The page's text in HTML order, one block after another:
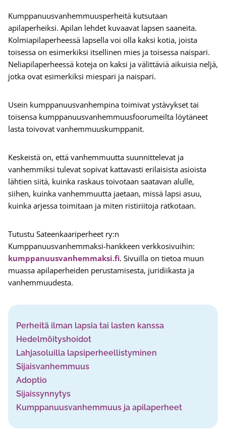
Kumppanuusvanhemmuusperheitä kutsutaan
apilaperheiksi. Apilan lehdet kuvaavat lapsen saaneita.
Kolmiapilaperheessä lapsella voi olla kaksi kotia, joista
toisessa on esimerkiksi itsellinen mies ja toisessa naispari.
Neliapilaperheessä koteja on kaksi ja välittäviä aikuisia neljä,
jotka ovat esimerkiksi miespari ja naispari.
Usein kumppanuusvanhempina toimivat ystävykset tai
toisensa kumppanuusvanhemmuusfoorumeilta löytäneet
lasta toivovat vanhemmuuskumppanit.
Keskeistä on, että vanhemmuutta suunnittelevat ja
vanhemmiksi tulevat sopivat kattavasti erilaisista asioista
lähtien siitä, kuinka raskaus toivotaan saatavan alulle,
siihen, kuinka vanhemmuutta jaetaan, missä lapsi asuu,
kuinka arjessa toimitaan ja miten ristiriitoja ratkotaan.
Tutustu Sateenkaariperheet ry:n
Kumppanuusvanhemmaksi-hankkeen verkkosivuihin:
kumppanuusvanhemmaksi.fi. Sivuilla on tietoa muun
muassa apilaperheiden perustamisesta, juridiikasta ja
vanhemmuudesta.
Perheitä ilman lapsia tai lasten kanssa
Hedelmöityshoidot
Lahjasoluilla lapsiperheellistyminen
Sijaisvanhemmuus
Adoptio
Sijaissynnytys
Kumppanuusvanhemmuus ja apilaperheet